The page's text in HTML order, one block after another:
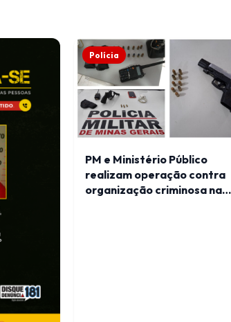
Polícia
PM e Ministério Público
realizam operação contra
organização criminosa na